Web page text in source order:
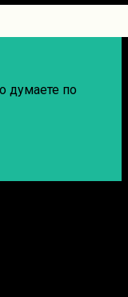
думаете по